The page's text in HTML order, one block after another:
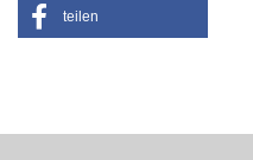
teilen